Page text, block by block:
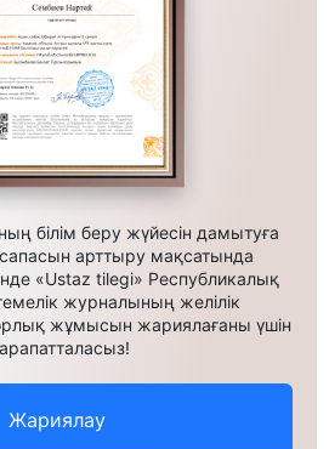
білім беру жүйесін дамытуға
арттыру мақсатында
«Ustaz tilegi» Республикалық
журналының желілік
жұмысын жариялағаны үшін
Жариялау